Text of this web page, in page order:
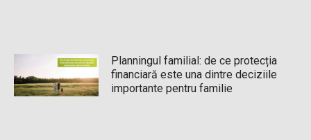
Planningul familial: de ce protecția
financiară este una dintre deciziile
importante pentru familie